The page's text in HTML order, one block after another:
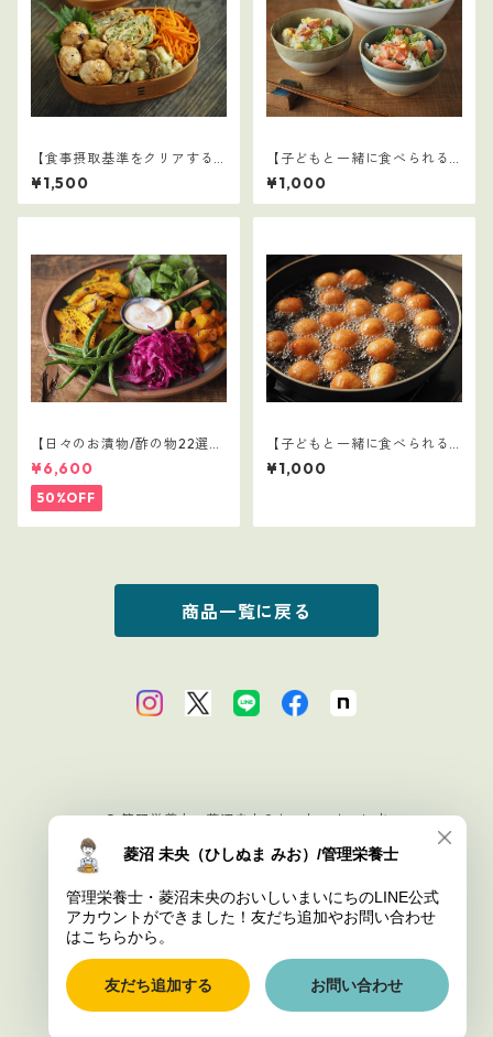
【食事摂取基準をクリアする
学童弁当（夏休み編）】1
¥1,500
【子どもと一緒に食べられる
ごはん】10
¥1,000
【日々のお漬物/酢の物22選】
1～5セット（110レシピ）
¥6,600
50%OFF
【子どもと一緒に食べられる
ごはん】5
¥1,000
商品一覧に戻る
© 管理栄養士・菱沼未央のおいしいまいにち
Powered by